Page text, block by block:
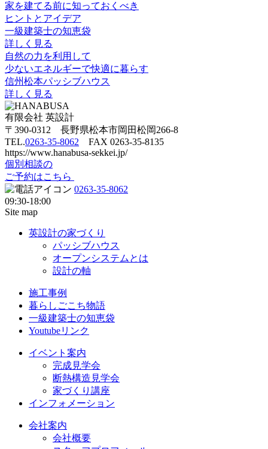
家を建てる前に知っておくべき
ヒントとアイデア
一級建築士の知恵袋
詳しく見る
自然の力を利用して
少ないエネルギーで快適に暮らす
信州松本パッシブハウス
詳しく見る
有限会社 英設計
〒390-0312 長野県松本市岡田松岡266-8
TEL.0263-35-8062 FAX 0263-35-8135
https://www.hanabusa-sekkei.jp/
個別相談の
ご予約はこちら
0263-35-8062
09:30-18:00
Site map
英設計の家づくり
パッシブハウス
オープンシステムとは
設計の軸
施工事例
暮らしごこち物語
一級建築士の知恵袋
Youtubeリンク
イベント案内
完成見学会
断熱構造見学会
家づくり講座
インフォメーション
会社案内
会社概要